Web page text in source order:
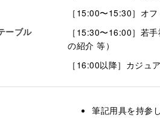
ーブル
［15:00〜15:30］オ
［15:30〜16:00］若
の紹介 等）
［16:00以降］カジュ
筆記用具を持参